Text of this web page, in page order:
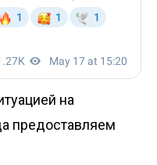
на
предоставляем